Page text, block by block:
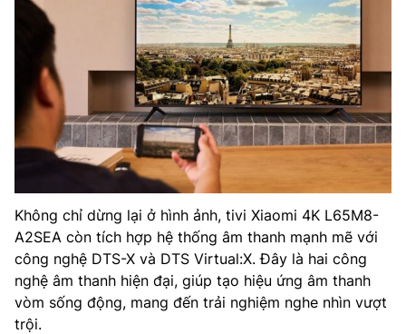
Không chỉ dừng lại ở hình ảnh, tivi Xiaomi 4K L65M8-
A2SEA còn tích hợp hệ thống âm thanh mạnh mẽ với
công nghệ DTS-X và DTS Virtual:X. Đây là hai công
nghệ âm thanh hiện đại, giúp tạo hiệu ứng âm thanh
vòm sống động, mang đến trải nghiệm nghe nhìn vượt
trội.